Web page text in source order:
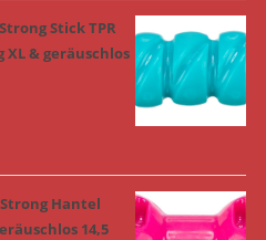
Stick TPR
& geräuschlos
Hantel
14,5